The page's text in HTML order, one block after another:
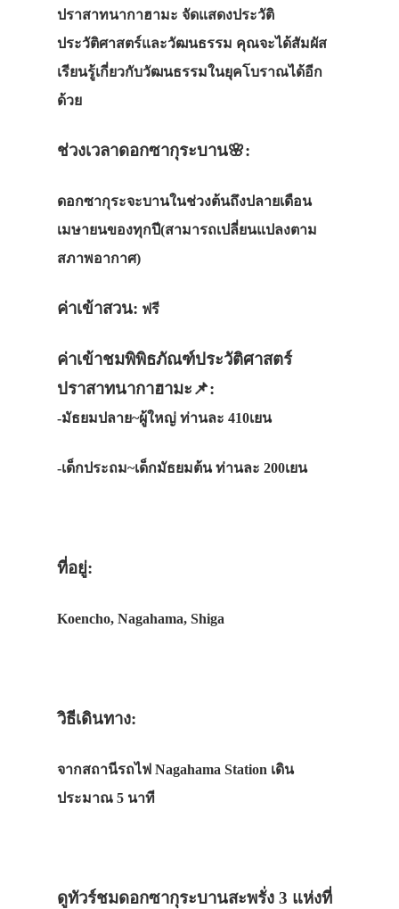
ปราสาทนากาฮามะ จัดแสดงประวัติ
ประวัติศาสตร์และวัฒนธรรม คุณจะได้สัมผัส
เรียนรู้เกี่ยวกับวัฒนธรรมในยุคโบราณได้อีก
ด้วย
ช่วงเวลาดอกซากุระบาน🌸:
ดอกซากุระจะบานในช่วงต้นถึงปลายเดือน
เมษายนของทุกปี(สามารถเปลี่ยนแปลงตาม
สภาพอากาศ)
ค่าเข้าสวน: ฟรี
ค่าเข้าชมพิพิธภัณฑ์ประวัติศาสตร์
ปราสาทนากาฮามะ📌:
-มัธยมปลาย~ผู้ใหญ่ ท่านละ 410เยน
-เด็กประถม~เด็กมัธยมต้น ท่านละ 200เยน
ที่อยู่:
Koencho, Nagahama, Shiga
วิธีเดินทาง:
จากสถานีรถไฟ Nagahama Station เดิน
ประมาณ 5 นาที
ดูทัวร์ชมดอกซากุระบานสะพรั่ง 3 แห่งที่